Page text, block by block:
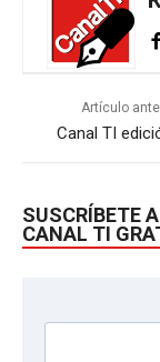
Artículo
Canal TI
SUSCRÍBETE
CANAL TI